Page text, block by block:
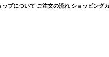
ップについて ご注文の流れ ショッピング